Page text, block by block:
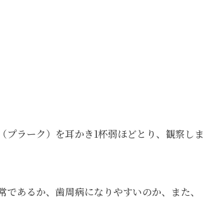
ラーク）を耳かき1杯弱ほどとり、観察しま
あるか、歯周病になりやすいのか、また、